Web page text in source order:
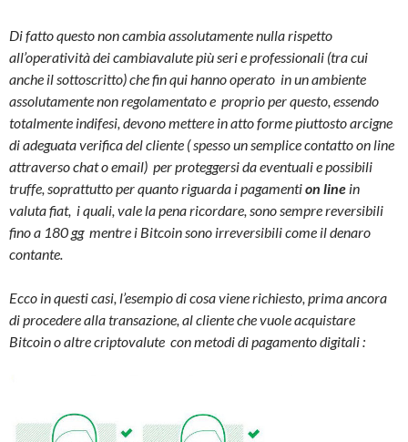
Di fatto questo non cambia assolutamente nulla rispetto
all’operatività dei cambiavalute più seri e professionali (tra cui
anche il sottoscritto) che fin qui hanno operato in un ambiente
assolutamente non regolamentato e proprio per questo, essendo
totalmente indifesi, devono mettere in atto forme piuttosto arcigne
di adeguata verifica del cliente ( spesso un semplice contatto on line
attraverso chat o email) per proteggersi da eventuali e possibili
truffe, soprattutto per quanto riguarda i pagamention line in
valuta fiat, i quali, vale la pena ricordare, sono sempre reversibili
fino a 180 gg mentre i Bitcoin sono irreversibili come il denaro
contante.
Ecco in questi casi, l’esempio di cosa viene richiesto, prima ancora
di procedere alla transazione, al cliente che vuole acquistare
Bitcoin o altre criptovalute con metodi di pagamento digitali :